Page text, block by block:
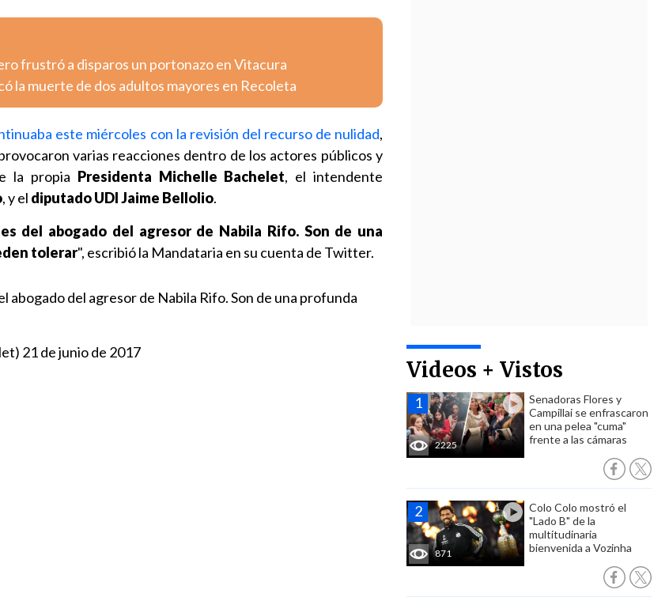
Videos + Vistos
2225
Senadoras Flores y
Campillai se enfrascaron
en una pelea "cuma"
frente a las cámaras
871
Colo Colo mostró el
"Lado B" de la
multitudinaria
bienvenida a Vozinha
frustró a disparos un portonazo en Vitacura
la muerte de dos adultos mayores en Recoleta
este miércoles con la revisión del recurso de nulidad,
varias reacciones dentro de los actores públicos y
la propia Presidenta Michelle Bachelet, el intendente
, y el diputado UDI Jaime Bellolio.
del abogado del agresor de Nabila Rifo. Son de una
tolerar", escribió la Mandataria en su cuenta de Twitter.
abogado del agresor de Nabila Rifo. Son de una profunda
21 de junio de 2017